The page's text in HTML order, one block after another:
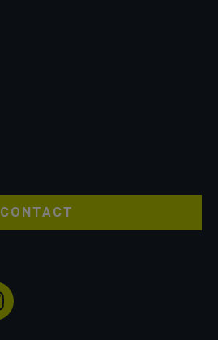
CONTACT